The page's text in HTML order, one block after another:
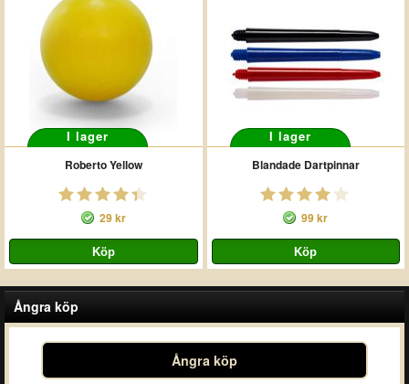
I lager
Roberto Yellow
29 kr
I lager
Blandade Dartpinnar
99 kr
Ångra köp
Ångra köp